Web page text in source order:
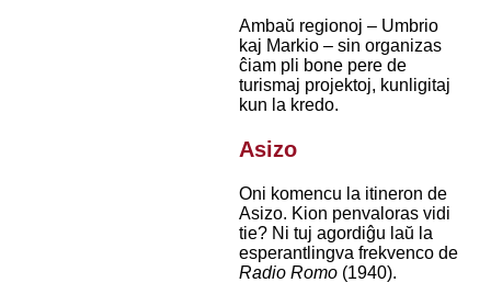
Ambaŭ regionoj – Umbrio
kaj Markio – sin organizas
ĉiam pli bone pere de
turismaj projektoj, kunligitaj
kun la kredo.
Asizo
Oni komencu la itineron de
Asizo. Kion penvaloras vidi
tie? Ni tuj agordiĝu laŭ la
esperantlingva frekvenco de
Radio Romo (1940).